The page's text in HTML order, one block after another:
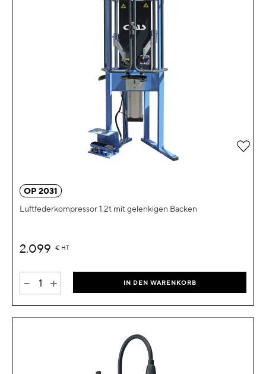
OP 2031
Luftfederkompressor 1.2t mit gelenkigen Backen
2.099 € HT
- + IN DEN WARENKORB
Zur